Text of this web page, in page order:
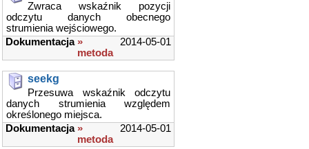
Zwraca wskaźnik pozycji
odczytu danych obecnego
strumienia wejściowego.
2014-05-01
Dokumentacja »
metoda
seekg
Przesuwa wskaźnik odczytu
danych strumienia względem
określonego miejsca.
2014-05-01
Dokumentacja »
metoda